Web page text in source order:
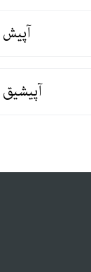
آپیش
آپیشیق